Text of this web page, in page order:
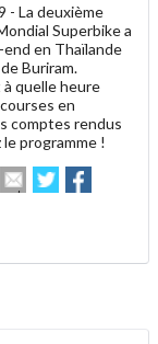
- La deuxième
Superbike a
en Thaïlande
Buriram.
quelle heure
en
comptes rendus
programme !
Envoyer
cet
ami
Partager
sur sur